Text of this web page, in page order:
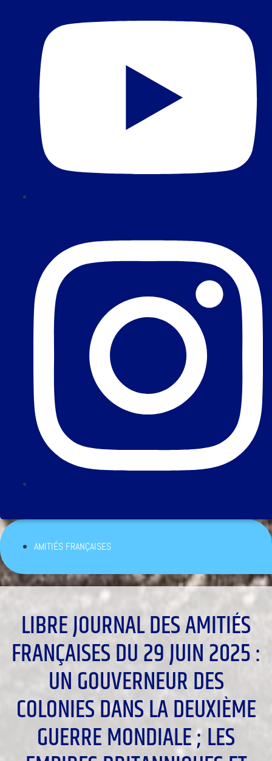
AMITIÉS FRANÇAISES
LIBRE JOURNAL DES AMITIÉS
FRANÇAISES DU 29 JUIN 2025 :
UN GOUVERNEUR DES
COLONIES DANS LA DEUXIÈME
GUERRE MONDIALE ; LES